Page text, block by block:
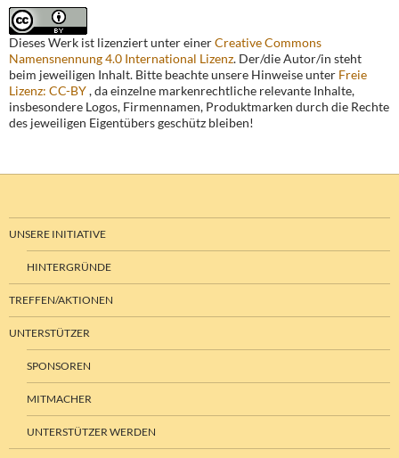
Dieses Werk ist lizenziert unter einerCreative Commons
Namensnennung 4.0 International Lizenz. Der/die Autor/in steht
beim jeweiligen Inhalt. Bitte beachte unsere Hinweise unter Freie
Lizenz: CC-BY, da einzelne markenrechtliche relevante Inhalte,
insbesondere Logos, Firmennamen, Produktmarken durch die Rechte
des jeweiligen Eigentübers geschütz bleiben!
UNSERE INITIATIVE
HINTERGRÜNDE
TREFFEN/AKTIONEN
UNTERSTÜTZER
SPONSOREN
MITMACHER
UNTERSTÜTZER WERDEN